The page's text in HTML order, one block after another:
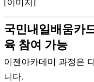
[이미지]
국민내일배움카
육 참여 가능
이젠아카데미 과정은
니다.